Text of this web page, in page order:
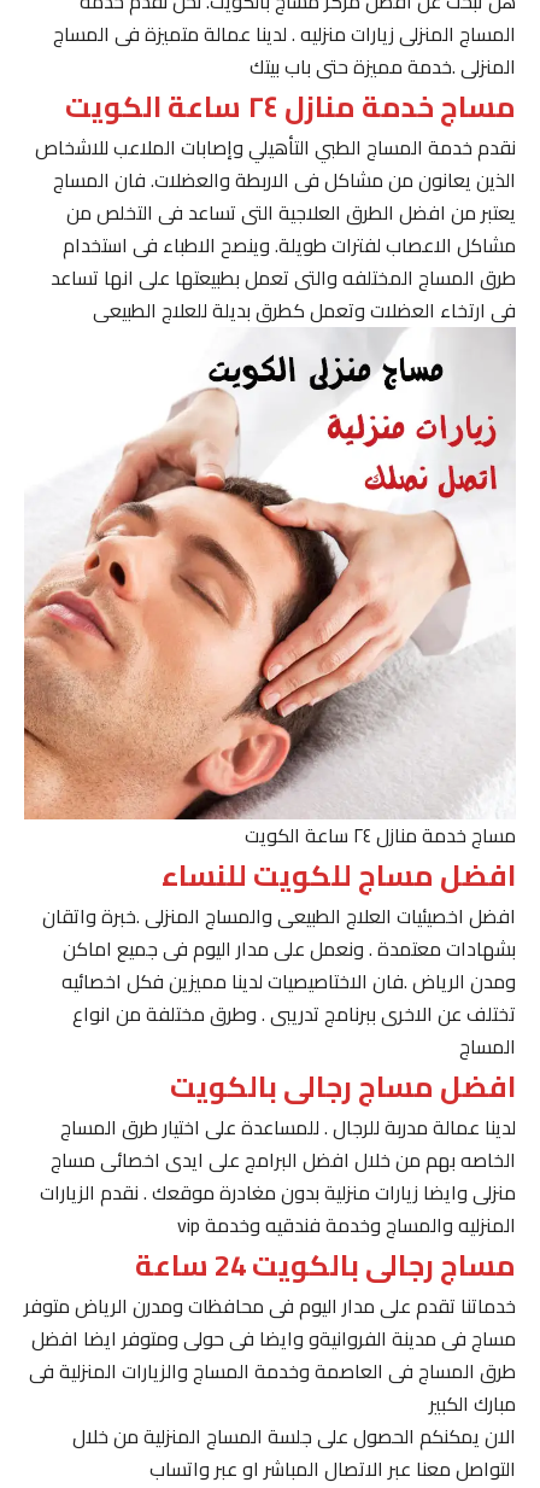
المساج المنزلى زيارات منزليه . لدينا عمالة متميزة فى المساج
المنزلى .خدمة مميزة حتى باب بيتك
مساج خدمة منازل ٢٤ ساعة الكويت
نقدم خدمة المساج الطبي التأهيلي وإصابات الملاعب للاشخاص
الذين يعانون من مشاكل فى الاربطة والعضلات. فان المساج
يعتبر من افضل الطرق العلاجية التى تساعد فى التخلص من
مشاكل الاعصاب لفترات طويلة. وينصح الاطباء فى استخدام
طرق المساج المختلفه والتى تعمل بطبيعتها على انها تساعد
فى ارتخاء العضلات وتعمل كطرق بديلة للعلاج الطبيعى
مساج خدمة منازل ٢٤ ساعة الكويت
افضل مساج للكويت للنساء
افضل اخصيئيات العلاج الطبيعى والمساج المنزلى .خبرة واتقان
بشهادات معتمدة . ونعمل على مدار اليوم فى جميع اماكن
ومدن الرياض .فان الاختاصيصيات لدينا مميزين فكل اخصائيه
تختلف عن الاخرى ببرنامج تدريبى . وطرق مختلفة من انواع
المساج
افضل مساج رجالى بالكويت
لدينا عمالة مدربة للرجال . للمساعدة على اختيار طرق المساج
الخاصه بهم من خلال افضل البرامج على ايدى اخصائى مساج
منزلى وايضا زيارات منزلية بدون مغادرة موقعك . نقدم الزيارات
المنزليه والمساج وخدمة فندقيه وخدمة vip
مساج رجالى بالكويت 24 ساعة
خدماتنا تقدم على مدار اليوم فى محافظات ومدرن الرياض متوفر
مساج فى مدينة الفروانيةو وايضا فى حولى ومتوفر ايضا افضل
طرق المساج فى العاصمة وخدمة المساج والزيارات المنزلية فى
مبارك الكبير
الان يمكنكم الحصول على جلسة المساج المنزلية من خلال
التواصل معنا عبر الاتصال المباشر او عبر واتساب